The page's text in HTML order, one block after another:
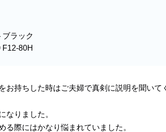
ラック
80H
お持ちした時はご夫婦で真剣に説明を聞い
なりました。
際にはかなり悩まれていました。